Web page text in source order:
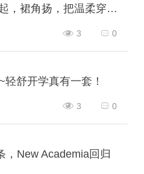
棉果果Q’ton Baby秋风起，裙角扬，把温柔穿在身上
0
3
舒开学真有一套！
0
3
，New Academia回归